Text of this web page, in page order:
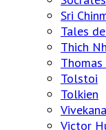
Sri
Tales
Thich
Thomas
Tolstoi
Tolkien
Victor